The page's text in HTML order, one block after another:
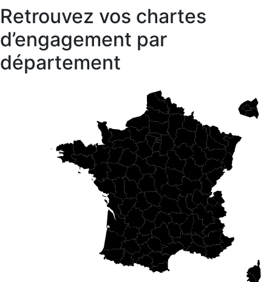
Retrouvez vos chartes
d’engagement par
département